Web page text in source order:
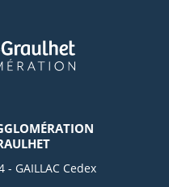
- GAILLAC Cedex